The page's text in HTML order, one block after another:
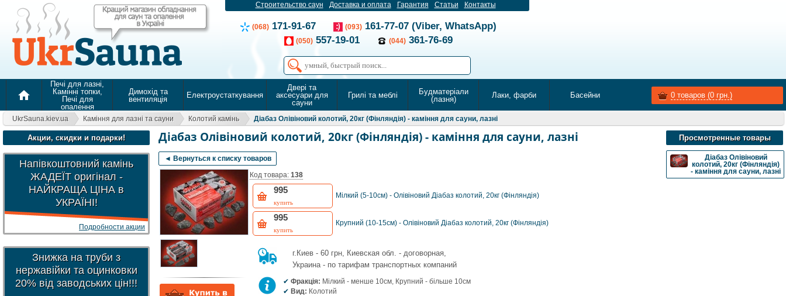
Строительство саун Доставка и оплата Гарантия Статьи Контакты
(068) 171-91-67 (093) 161-77-07 (Viber, WhatsApp)
(050) 557-19-01 (044) 361-76-69
home
Печі для лазні,
Камінні топки,
Печі для
опалення
Димохід та
вентиляція
Електроустаткування
Двері та
аксесуари для
сауни
Грилі та меблі
Будматеріали
(лазня)
Лаки, фарби Басейни 0 товаров (0 грн.)
UkrSauna.kiev.ua Каміння для лазні та сауни Колотий камінь Діабаз Олівіновий колотий, 20кг (Фінляндія) - каміння для сауни, лазні
Акции, скидки и подарки!
Напівкоштовний камінь
ЖАДЕЇТ оригінал -
НАЙКРАЩА ЦІНА в
УКРАЇНІ!
Подробности акции
Знижка на труби з
нержавійки та оцинковки
20% від заводських цін!!!
Діабаз Олівіновий колотий, 20кг (Фінляндія) - каміння для сауни, лазні
◄ Вернуться к списку товаров
Код товара: 138
995
купить
Мілкий (5-10см) - Олівіновий Діабаз колотий, 20кг (Фінляндія)
995
купить
Крупний (10-15см) - Олівіновий Діабаз колотий, 20кг (Фінляндія)
г.Киев - 60 грн, Киевская обл. - договорная,
Украина - по тарифам транспортных компаний
Фракція: Мілкий - менше 10см, Крупний - більше 10см
Вид: Колотий
Просмотренные товары
Діабаз Олівіновий
колотий, 20кг (Фінляндія)
- каміння для сауни, лазні